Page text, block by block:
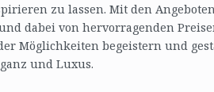
zu lassen. Mit den
dabei von hervorragenden
Möglichkeiten begeistern und
und Luxus.